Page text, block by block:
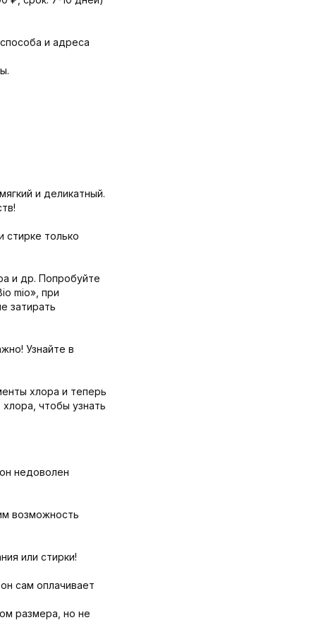
и адреса
и деликатный.
стирке только
и др. Попробуйте
mio», при
затирать
Узнайте в
хлора и теперь
чтобы узнать
недоволен
возможность
или стирки!
сам оплачивает
размера, но не